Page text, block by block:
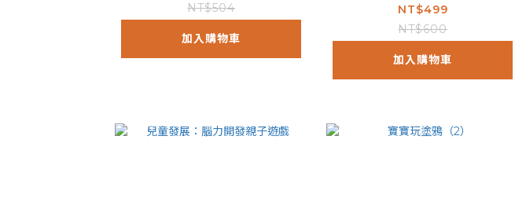
NT$504
加入購物車
NT$499
NT$600
加入購物車